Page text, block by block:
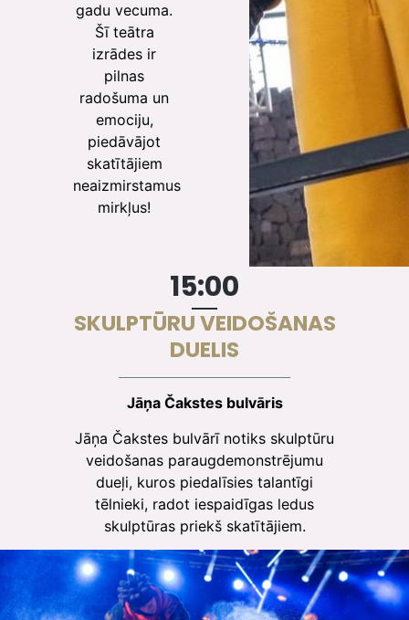
gadu vecuma.
Šī teātra
izrādes ir
pilnas
radošuma un
emociju,
piedāvājot
skatītājiem
neaizmirstamus
mirkļus!
15:00
SKULPTŪRU VEIDOŠANAS
DUELIS
Jāņa Čakstes bulvāris
Jāņa Čakstes bulvārī notiks skulptūru
veidošanas paraugdemonstrējumu
dueļi, kuros piedalīsies talantīgi
tēlnieki, radot iespaidīgas ledus
skulptūras priekš skatītājiem.